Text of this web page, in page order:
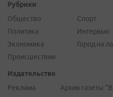
Рубрики
Общество
Политика
Экономика
Происшествия
Спорт
Интервью
Город на
Издательство
Реклама
Архив газеты